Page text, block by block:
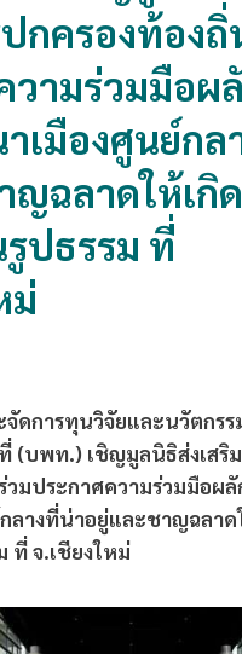
กครองท้องถิ่
วามร่วมมือผ
เมืองศูนย์กล
ญฉลาดให้เกิ
ปธรรม ที่
ม่
ดการทุนวิจัยและนวัตกรร
บพท.) เชิญมูลนิธิส่งเสริม
วมประกาศความร่วมมือผ
ลางที่น่าอยู่และชาญฉลาด
ที่ จ.เชียงใหม่